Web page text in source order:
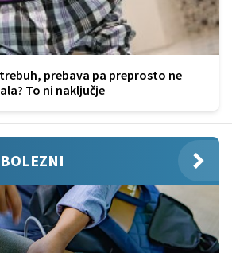
prebava pa preprosto ne
To ni naključje